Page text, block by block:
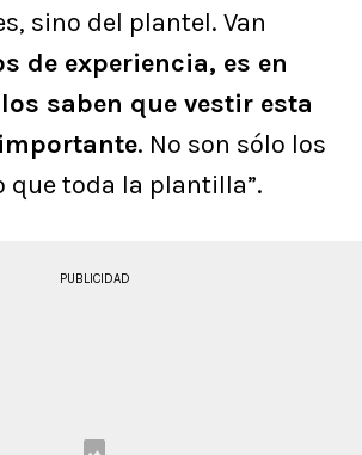
sino del plantel. Van
de experiencia, es en
saben que vestir esta
. No son sólo los
que toda la plantilla”.
PUBLICIDAD